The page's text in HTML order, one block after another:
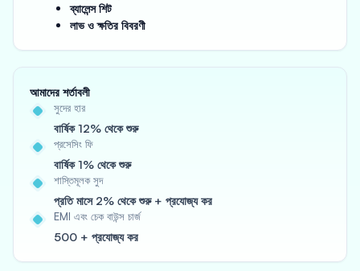
ব্যালেন্স শিট
লাভ ও ক্ষতির বিবরণী
আমাদের শর্তাবলী
সুদের হার
বার্ষিক 12% থেকে শুরু
প্রসেসিং ফি
বার্ষিক 1% থেকে শুরু
শাস্তিমূলক সুদ
প্রতি মাসে 2% থেকে শুরু + প্রযোজ্য কর
EMI এবং চেক বাউন্স চার্জ
500 + প্রযোজ্য কর